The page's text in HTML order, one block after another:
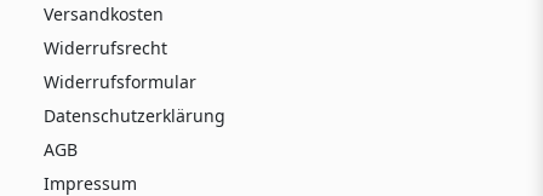
Versandkosten
Widerrufsrecht
Widerrufsformular
Datenschutzerklärung
AGB
Impressum